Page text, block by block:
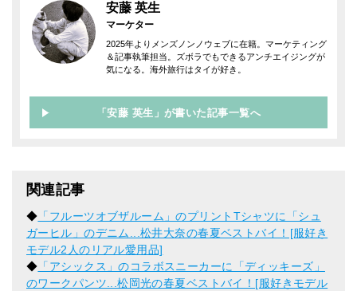
安藤 英生
マーケター
2025年よりメンズノンノウェブに在籍。マーケティング
＆記事執筆担当。ズボラでもできるアンチエイジングが
気になる。海外旅行はタイが好き。
「安藤 英生」が書いた記事一覧へ
関連記事
◆ 「フルーツオブザルーム」のプリントTシャツに「シュ
ガーヒル」のデニム...松井大奈の春夏ベストバイ！[服好き
モデル2人のリアル愛用品]
◆ 「アシックス」のコラボスニーカーに「ディッキーズ」
のワークパンツ...松岡光の春夏ベストバイ！[服好きモデル